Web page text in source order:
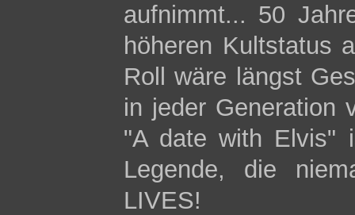
aufnimmt... 50
höheren Kultstatus
Roll wäre längst
in jeder Generation
"A date with Elvis"
Legende, die
LIVES!